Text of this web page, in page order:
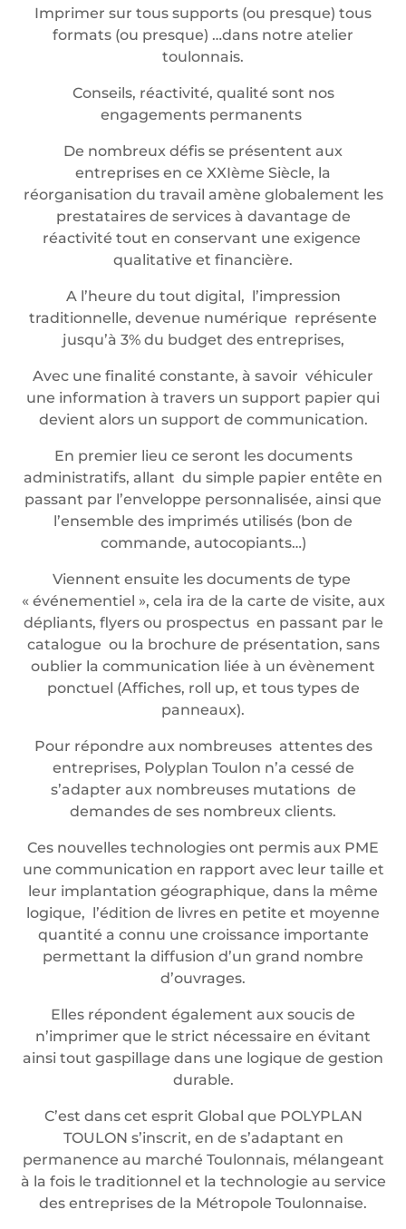
Imprimer sur tous supports (ou presque) tous
formats (ou presque) …dans notre atelier
toulonnais.
Conseils, réactivité, qualité sont nos
engagements permanents
De nombreux défis se présentent aux
entreprises en ce XXIème Siècle, la
réorganisation du travail amène globalement les
prestataires de services à davantage de
réactivité tout en conservant une exigence
qualitative et financière.
A l’heure du tout digital, l’impression
traditionnelle, devenue numérique représente
jusqu’à 3% du budget des entreprises,
Avec une finalité constante, à savoir véhiculer
une information à travers un support papier qui
devient alors un support de communication.
En premier lieu ce seront les documents
administratifs, allant du simple papier entête en
passant par l’enveloppe personnalisée, ainsi que
l’ensemble des imprimés utilisés (bon de
commande, autocopiants…)
Viennent ensuite les documents de type
« événementiel », cela ira de la carte de visite, aux
dépliants, flyers ou prospectus en passant par le
catalogue ou la brochure de présentation, sans
oublier la communication liée à un évènement
ponctuel (Affiches, roll up, et tous types de
panneaux).
Pour répondre aux nombreuses attentes des
entreprises, Polyplan Toulon n’a cessé de
s’adapter aux nombreuses mutations de
demandes de ses nombreux clients.
Ces nouvelles technologies ont permis aux PME
une communication en rapport avec leur taille et
leur implantation géographique, dans la même
logique, l’édition de livres en petite et moyenne
quantité a connu une croissance importante
permettant la diffusion d’un grand nombre
d’ouvrages.
Elles répondent également aux soucis de
n’imprimer que le strict nécessaire en évitant
ainsi tout gaspillage dans une logique de gestion
durable.
C’est dans cet esprit Global que POLYPLAN
TOULON s’inscrit, en de s’adaptant en
permanence au marché Toulonnais, mélangeant
à la fois le traditionnel et la technologie au service
des entreprises de la Métropole Toulonnaise.